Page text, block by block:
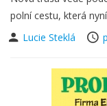
polní cestu, která
Lucie Steklá